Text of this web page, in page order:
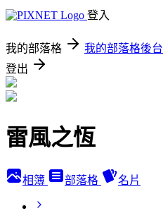
登入
我的部落格 我的部落格後台
登出
雷風之恆
相簿 部落格 名片